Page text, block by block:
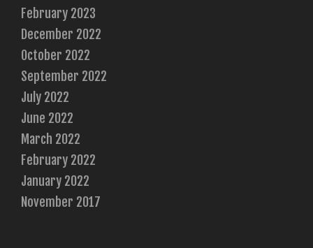
February 2023
December 2022
October 2022
September 2022
July 2022
June 2022
March 2022
February 2022
January 2022
November 2017